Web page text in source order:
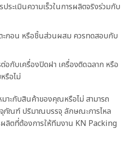
ระเมินความเร็วในการผลิตจริงร่วมกับ
ะกอน หรือชิ้นส่วนผสม ควรทดสอบกับ
อกับเครื่องปิดฝา เครื่องติดฉลาก หรือ
รือไม่
มาะกับสินค้าของคุณหรือไม่ สามารถ
ภัณฑ์ ปริมาณบรรจุ ลักษณะการไหล
ผลิตที่ต้องการให้ทีมงาน KN Packing